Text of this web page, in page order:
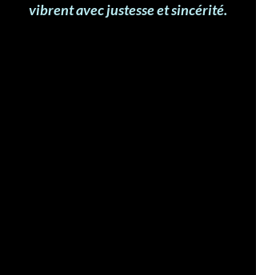
vibrent avec justesse et sincérité.